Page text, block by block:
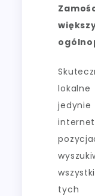
tych